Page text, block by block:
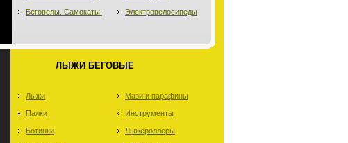
Беговелы. Самокаты. Электровелосипеды
ЛЫЖИ БЕГОВЫЕ
Лыжи
Палки
Ботинки
Мази и парафины
Инструменты
Лыжероллеры